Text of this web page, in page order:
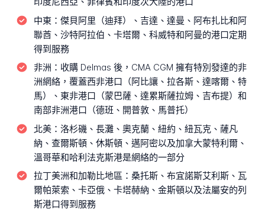
中東： 傑貝阿里（迪拜）、吉達、達曼、阿布扎比和阿
聯酋、沙特阿拉伯、卡塔爾、科威特和阿曼的港口定期
得到服務
非洲： 收購 Delmas 後，CMA CGM 擁有特別發達的非
洲網絡，覆蓋西非港口（阿比讓、拉各斯、達喀爾、特
馬）、東非港口（蒙巴薩、達累斯薩拉姆、吉布提）和
南部非洲港口（德班、開普敦、馬普托）
北美： 洛杉磯、長灘、奧克蘭、紐約、紐瓦克、薩凡
納、查爾斯頓、休斯頓、邁阿密以及加拿大蒙特利爾、
溫哥華和哈利法克斯港是網絡的一部分
拉丁美洲和加勒比地區： 桑托斯、布宜諾斯艾利斯、瓦
爾帕萊索、卡亞俄、卡塔赫納、金斯頓以及法屬安的列
斯港口得到服務